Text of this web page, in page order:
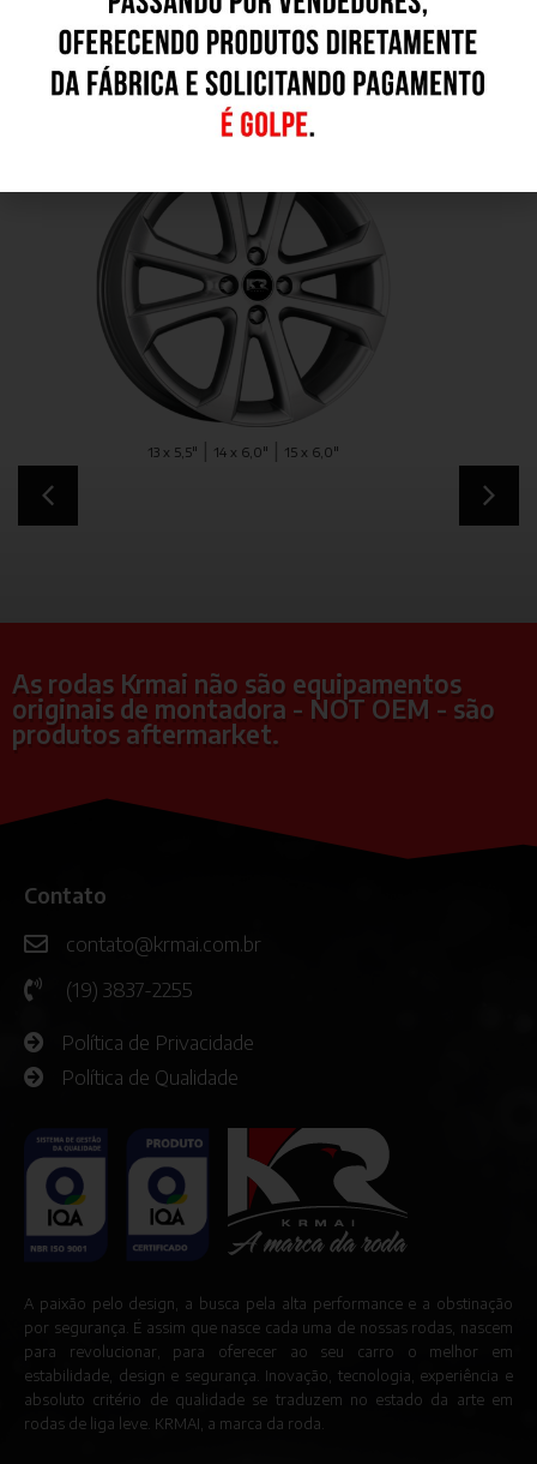
Outros Modelos
16 x 6,0"|17 x 7,0"
As rodas Krmai não são equipamentos
originais de montadora - NOT OEM - são
produtos aftermarket.
A paixão pelo design, a busca pela alta performance e a obstinação
por segurança. É assim que nasce cada uma de nossas rodas, nascem
para revolucionar, para oferecer ao seu carro o melhor em
estabilidade, design e segurança. Inovação, tecnologia, experiência e
absoluto critério de qualidade se traduzem no estado da arte em
rodas de liga leve. KRMAI, a marca da roda.
Contato
contato@krmai.com.br
(19) 3837-2255
Política de Privacidade
Política de Qualidade